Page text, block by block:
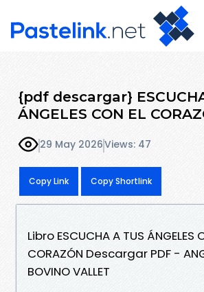
{pdf descargar}
ÁNGELES CON EL
29 May 2026Views: 47
Copy Link Copy Shortlink
Libro ESCUCHA A TUS ÁNGELES
CORAZÓN Descargar PDF -
BOVINO VALLET